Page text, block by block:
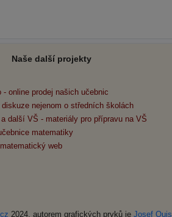
Naše další projekty
online prodej našich učebnic
nejenom o středních školách
další VŠ - materiály pro přípravu na VŠ
matematiky
web
2024, autorem grafických prvků je Josef Quis